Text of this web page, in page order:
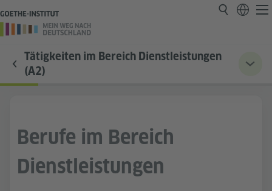
Tätigkeiten im Bereich Dienstleistungen
(A2)
Berufe im Bereich
Dienstleistungen